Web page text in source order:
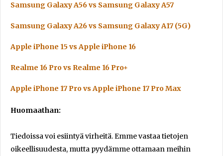
Samsung Galaxy A56 vs Samsung Galaxy A57
Samsung Galaxy A26 vs Samsung Galaxy A17 (5G)
Apple iPhone 15 vs Apple iPhone 16
Realme 16 Pro vs Realme 16 Pro+
Apple iPhone 17 Pro vs Apple iPhone 17 Pro Max
Huomaathan:
Tiedoissa voi esiintyä virheitä. Emme vastaa tietojen
oikeellisuudesta, mutta pyydämme ottamaan meihin